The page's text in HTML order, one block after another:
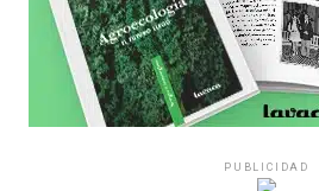
PUBLICIDAD